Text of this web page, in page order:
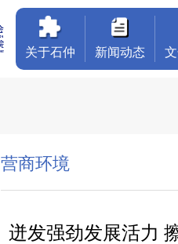
关于石仲 新闻动态
营商环境
迸发强劲发展活力